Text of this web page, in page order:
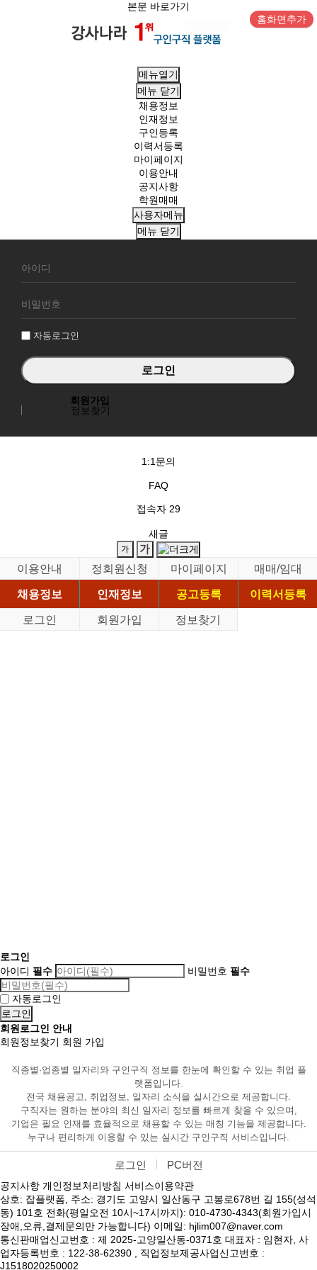
본문 바로가기
홈화면추가
메뉴열기
메뉴 닫기
채용정보
인재정보
구인등록
이력서등록
마이페이지
이용안내
공지사항
학원매매
사용자메뉴
메뉴 닫기
원
그
자동로그인
회원가입
정보찾기
1:1문의
FAQ
접속자 29
새글
이용안내 정회원신청 마이페이지
매매/임대
채용정보
인재정보 공고등록
이력서등록
로그인
회원가입 정보찾기
로그인
아이디 필수 비밀번호 필수
자동로그인
회원로그인 안내
회원정보찾기 회원 가입
직종별·업종별 일자리와 구인구직 정보를 한눈에 확인할 수 있는 취업 플
랫폼입니다.
전국 채용공고, 취업정보, 일자리 소식을 실시간으로 제공합니다.
구직자는 원하는 분야의 최신 일자리 정보를 빠르게 찾을 수 있으며,
기업은 필요 인재를 효율적으로 채용할 수 있는 매칭 기능을 제공합니다.
누구나 편리하게 이용할 수 있는 실시간 구인구직 서비스입니다.
로그인 PC버전
공지사항 개인정보처리방침 서비스이용약관
상호: 잡플랫폼, 주소: 경기도 고양시 일산동구 고봉로678번 길 155(성석
동) 101호 전화(평일오전 10시~17시까지): 010-4730-4343(회원가입시
장애,오류,결제문의만 가능합니다) 이메일: hjlim007@naver.com
통신판매업신고번호 : 제 2025-고양일산동-0371호 대표자 : 임현자, 사
업자등록번호 : 122-38-62390 , 직업정보제공사업신고번호 :
J1518020250002